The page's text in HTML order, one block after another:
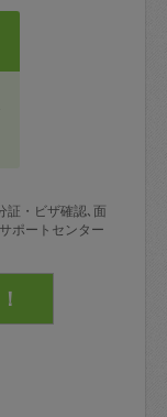
・ビザ確認､面
ポートセンター